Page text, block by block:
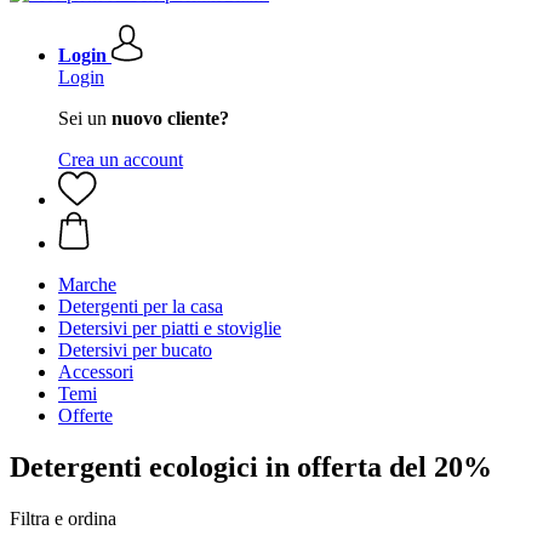
Login
Login
Sei un nuovo cliente?
Crea un account
Marche
Detergenti per la casa
Detersivi per piatti e stoviglie
Detersivi per bucato
Accessori
Temi
Offerte
Detergenti ecologici in offerta del 20%
Filtra e ordina